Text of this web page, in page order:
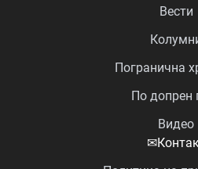
Вести
Погранична
По допрен
Видео
✉